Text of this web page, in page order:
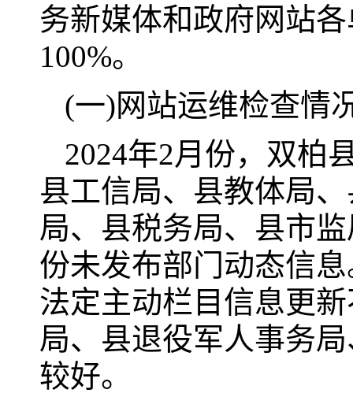
务新媒体和政府网站
100%。
(一)网站运维检查情
2024年2月份，双柏
县工信局、县教体局
局、县税务局、县市
份未发布部门动态信
法定主动栏目信息更
局、县退役军人事务
较好。